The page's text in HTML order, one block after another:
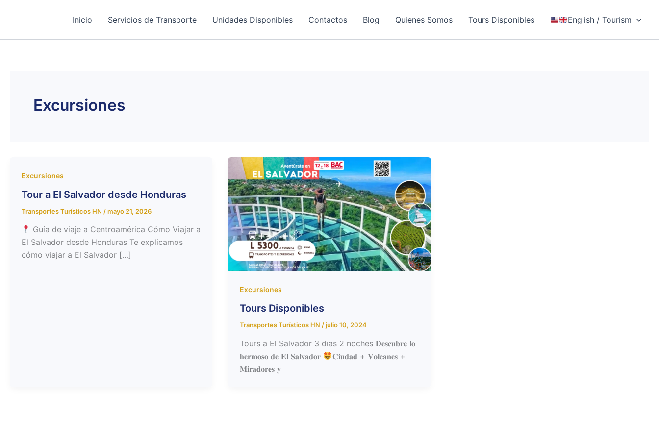
Inicio Servicios de Transporte Unidades Disponibles Contactos Blog Quienes Somos Tours Disponibles English / Tourism
Excursiones
Excursiones
Tour a El Salvador desde Honduras
Transportes Turísticos HN /mayo 21, 2026
Guía de viaje a Centroamérica Cómo Viajar a
El Salvador desde Honduras Te explicamos
cómo viajar a El Salvador […]
Excursiones
Tours Disponibles
Transportes Turísticos HN/julio 10, 2024
Tours a El Salvador 3 dias 2 noches 𝐃𝐞𝐬𝐜𝐮𝐛𝐫𝐞 𝐥𝐨
𝐡𝐞𝐫𝐦𝐨𝐬𝐨 𝐝𝐞 𝐄𝐥 𝐒𝐚𝐥𝐯𝐚𝐝𝐨𝐫
𝐂𝐢𝐮𝐝𝐚𝐝 + 𝐕𝐨𝐥𝐜𝐚𝐧𝐞𝐬 +
𝐌𝐢𝐫𝐚𝐝𝐨𝐫𝐞𝐬 𝐲